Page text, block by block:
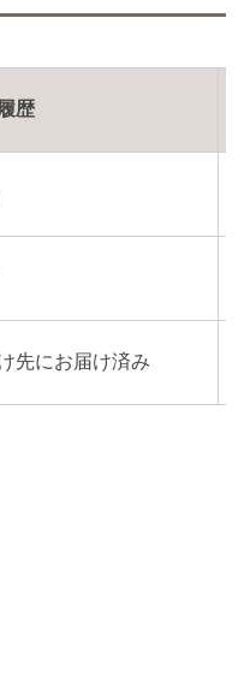
歴
先にお届け済み